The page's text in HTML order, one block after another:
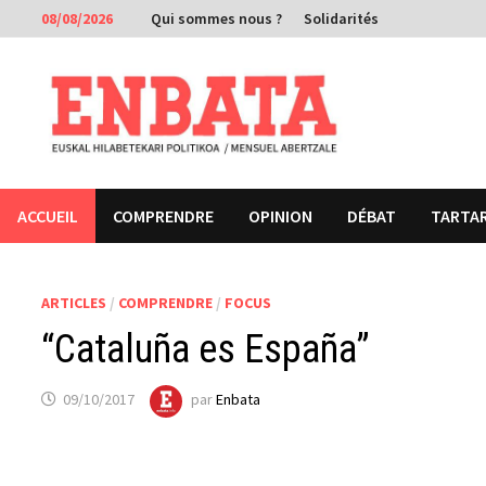
Passer
au
contenu
08/08/2026 Qui sommes nous ? Solidarités
ACCUEIL COMPRENDRE OPINION DÉBAT
ARTICLES / COMPRENDRE / FOCUS
“Cataluña es España”
09/10/2017 parEnbata